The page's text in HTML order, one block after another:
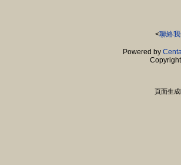
<聯絡
Powered by
頁面生